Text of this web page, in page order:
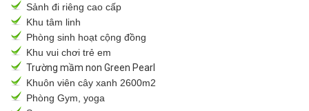
Sảnh đi riêng cao cấp
Khu tâm linh
Phòng sinh hoạt cộng đồng
Khu vui chơi trẻ em
Trường mầm non Green Pearl
Khuôn viên cây xanh 2600m2
Phòng Gym, yoga